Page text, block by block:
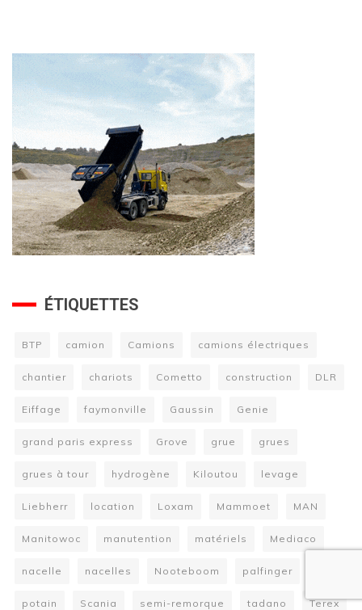
ÉTIQUETTES
BTP camion Camions camions électriques
chantier chariots Cometto construction DLR
Eiffage faymonville Gaussin Genie
grand paris express Grove grue grues
grues à tour hydrogène Kiloutou levage
Liebherr location Loxam Mammoet MAN
Manitowoc manutention matériels Mediaco
nacelle nacelles Nooteboom palfinger
potain Scania semi-remorque tadano Terex